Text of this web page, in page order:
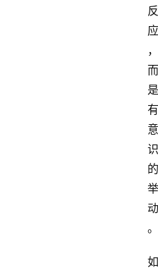
反
应
，
而
是
有
意
识
的
举
动
。
如